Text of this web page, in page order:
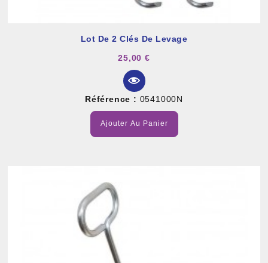
Lot De 2 Clés De Levage
25,00 €
Référence : 0541000N
Ajouter Au Panier